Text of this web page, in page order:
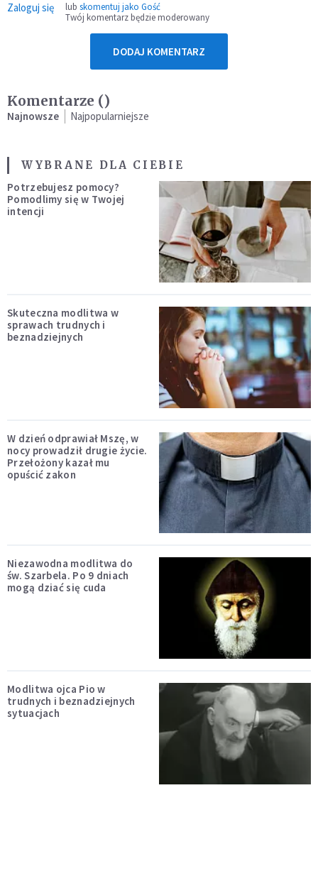
Zaloguj się lub skomentuj jako Gość
Twój komentarz będzie moderowany
DODAJ KOMENTARZ
Komentarze ()
Najnowsze Najpopularniejsze
WYBRANE DLA CIEBIE
Potrzebujesz pomocy?
Pomodlimy się w Twojej
intencji
Skuteczna modlitwa w
sprawach trudnych i
beznadziejnych
W dzień odprawiał Mszę, w
nocy prowadził drugie życie.
Przełożony kazał mu
opuścić zakon
Niezawodna modlitwa do
św. Szarbela. Po 9 dniach
mogą dziać się cuda
Modlitwa ojca Pio w
trudnych i beznadziejnych
sytuacjach